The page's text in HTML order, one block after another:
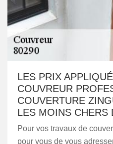
LES PRIX
COUVREUR
COUVERTURE
LES MOINS CHERS
Pour vos travaux de
pour vous de vous